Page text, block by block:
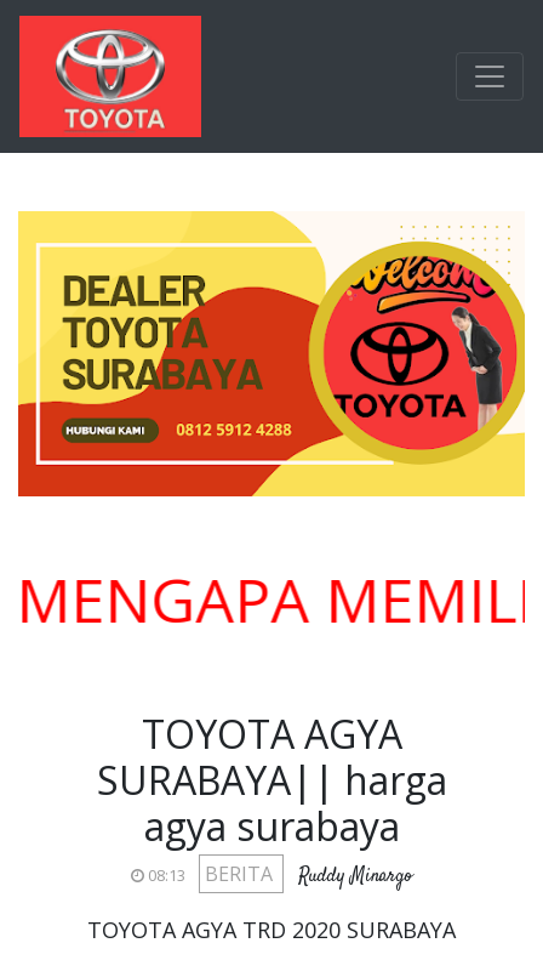
Langsung ke konten utama
MEMILIH
TOYOTA AGYA
SURABAYA|| harga
agya surabaya
08:13 BERITA Ruddy Minargo
TOYOTA AGYA TRD 2020 SURABAYA